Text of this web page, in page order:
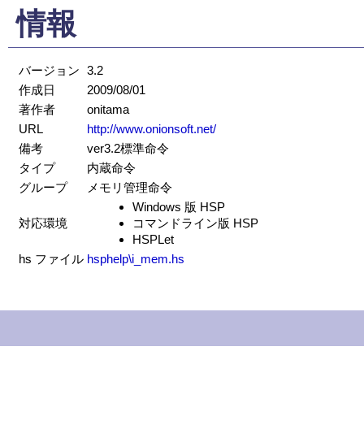
情報
バージョン 3.2
作成日
2009/08/01
著作者
onitama
URL
http://www.onionsoft.net/
備考
ver3.2標準命令
タイプ
内蔵命令
グループ
メモリ管理命令
対応環境
Windows 版 HSP
コマンドライン版 HSP
HSPLet
hs ファイル hsphelp\i_mem.hs